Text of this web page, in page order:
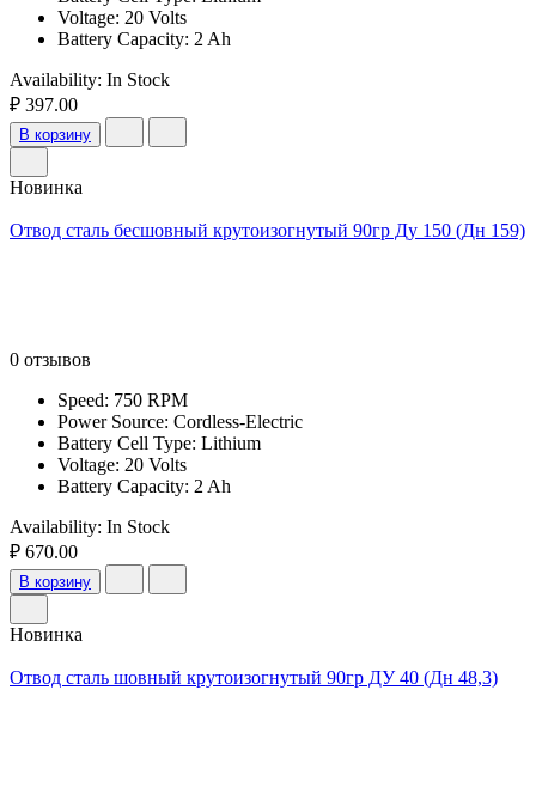
Voltage: 20 Volts
Battery Capacity: 2 Ah
Availability: In Stock
₽ 397.00
В корзину
Новинка
Отвод сталь бесшовный крутоизогнутый 90гр Ду 150 (Дн 159)
0 отзывов
Speed: 750 RPM
Power Source: Cordless-Electric
Battery Cell Type: Lithium
Voltage: 20 Volts
Battery Capacity: 2 Ah
Availability: In Stock
₽ 670.00
В корзину
Новинка
Отвод сталь шовный крутоизогнутый 90гр ДУ 40 (Дн 48,3)